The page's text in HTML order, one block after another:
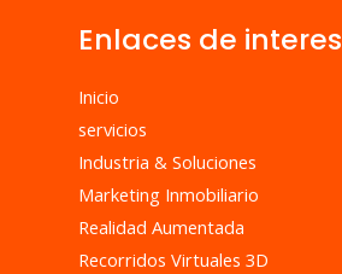
Enlaces de interes
Inicio
servicios
Industria & Soluciones
Marketing Inmobiliario
Realidad Aumentada
Recorridos Virtuales 3D